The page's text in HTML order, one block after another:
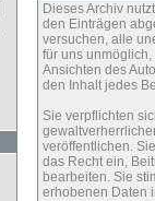
Dieses Archiv
den Einträgen
versuchen, alle
für uns
Ansichten des
den Inhalt jedes
Sie verpflichten
veröffentlichen.
das Recht ein,
bearbeiten. Sie
erhobenen Daten